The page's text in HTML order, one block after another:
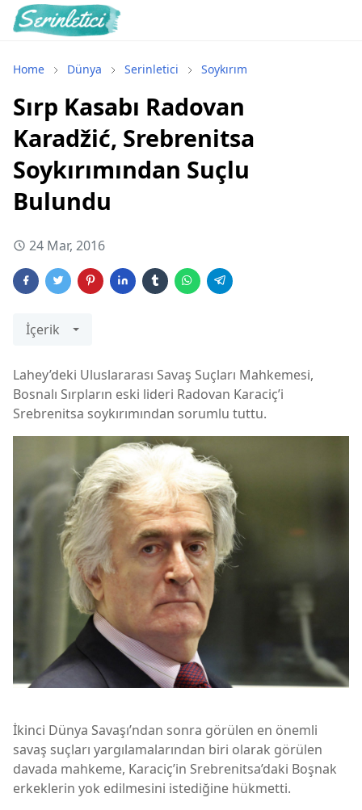
Home Dünya Serinletici Soykırım
Sırp Kasabı Radovan
Karadžić, Srebrenitsa
Soykırımından Suçlu
Bulundu
24 Mar, 2016
İçerik
Lahey’deki Uluslararası Savaş Suçları Mahkemesi,
Bosnalı Sırpların eski lideri Radovan Karaciç’i
Srebrenitsa soykırımından sorumlu tuttu.
İkinci Dünya Savaşı’ndan sonra görülen en önemli
savaş suçları yargılamalarından biri olarak görülen
davada mahkeme, Karaciç’in Srebrenitsa’daki Boşnak
erkeklerin yok edilmesini istediğine hükmetti.